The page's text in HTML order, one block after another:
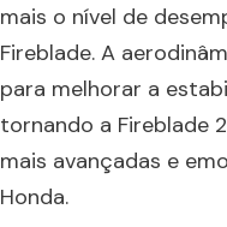
mais o nível de
Fireblade. A
para melhorar a
tornando a Fireblade
mais avançadas e
Honda.